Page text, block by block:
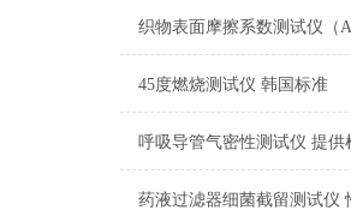
45度燃烧测试仪 韩国标准